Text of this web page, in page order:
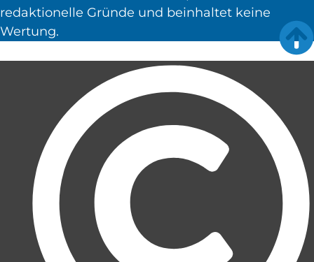
redaktionelle Gründe und beinhaltet keine
Wertung.